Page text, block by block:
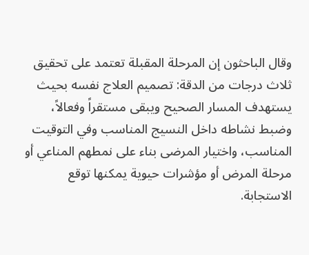
وقال الباحثون إن المرحلة المقبلة تعتمد على تحقيق
ثلاث درجات من الدقة: تصميم العلاج نفسه بحيث
يستهدف المسار الصحيح ويبقى مستقراً وفعالاً،
وضبط نشاطه داخل النسيج المناسب وفي التوقيت
المناسب، واختيار المرضى بناء على نمطهم المناعي أو
مرحلة المرض أو مؤشرات حيوية يمكنها توقع
الاستجابة.